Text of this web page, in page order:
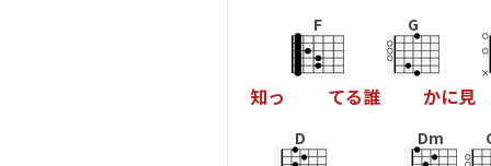
知っ
F
てる誰
G
かに見
D Dm